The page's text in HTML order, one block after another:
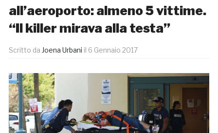
all’aeroporto: almeno 5 vittime.
“Il killer mirava alla testa”
Scritto da Joena Urbani il 6 Gennaio 2017